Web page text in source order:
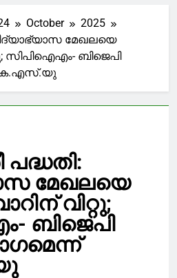
രാഹുല്‍ ഗാന്ധി
121 കോടിയുടെ
കൃഷിനാശം;
കർഷകർക്ക് വേണ്ട
സഹായം നൽകുമെന്ന്
മന്ത്രി ടി സിദ്ദിഖ്
47 Minutes Ago
ഇന്ത്യൻ നാഷണൽ
വ്യാപാരി വ്യവസായി
കോൺഗ്രസ്
വ്യാപാര ദിനം
49 Minutes Ago
അതിഥിത്തൊഴിലാളികളുടെ
ക്യാംപിൽ മോഷണം:
സ്പ്രേ അടിച്ചു
ഇന്ത്യന്‍ വംശജ
കൊല്ലപ്പെട്ട സംഭവം;
ഏഴ് മാസങ്ങൾക്ക്
ശേഷം പങ്കാളി
അറസ്റ്റിൽ
3 Hours Ago
ആയങ്കി നിരവധി
ക്രിമിനൽ കേസുകളിൽ
പെട്ടയാൾ, ജാമ്യം
ലഭിച്ചാൽ കുറ്റകൃത്യം
ആവർത്തിക്കും;
അർജുൻ ആയങ്കിയുടെ
3 Hours Ago
October
2025
മേഖലയെ
സിപിഐഎം- ബിജെപി
കെ.എസ്.യു
പദ്ധതി:
മേഖലയെ
വിറ്റു;
ബിജെപി